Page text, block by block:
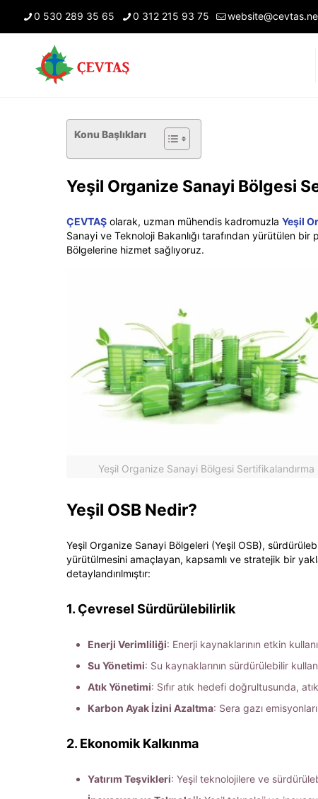
0 530 289 35 65 0 312 215 93 75
Konu Başlıkları
Yeşil Organize Sanayi Bölgesi
ÇEVTAŞolarak, uzman mühendis kadromuzla Yeşil
Sanayi ve Teknoloji Bakanlığı tarafından yürütülen
Bölgelerine hizmet sağlıyoruz.
Yeşil Organize Sanayi Bölgesi Sertifikalandırma
Yeşil OSB Nedir?
Yeşil Organize Sanayi Bölgeleri (Yeşil OSB),
yürütülmesini amaçlayan, kapsamlı ve stratejik bir
detaylandırılmıştır:
1. Çevresel Sürdürülebilirlik
Enerji Verimliliği: Enerji kaynaklarının etkin
Su Yönetimi: Su kaynaklarının sürdürülebilir
Atık Yönetimi: Sıfır atık hedefi doğrultusunda,
Karbon Ayak İzini Azaltma: Sera gazı
2. Ekonomik Kalkınma
Yatırım Teşvikleri: Yeşil teknolojilere ve